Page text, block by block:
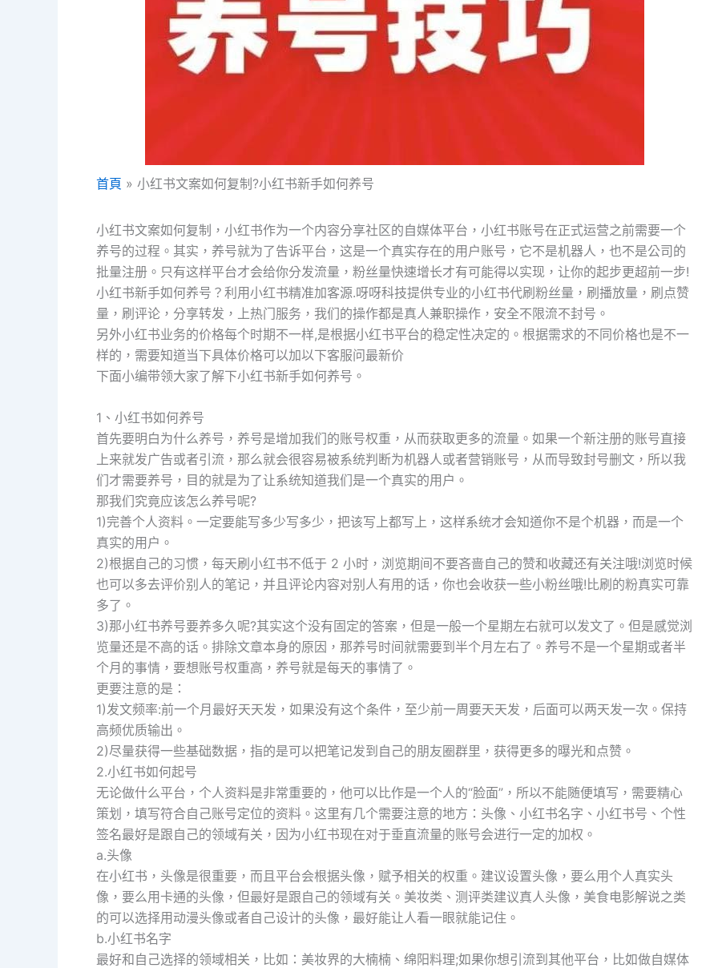
首頁 小红书文案如何复制?小红书新手如何养号
小红书文案如何复制，小红书作为一个内容分享社区的自媒体平台，小红书账号在正式运营之前需要一个
养号的过程。其实，养号就为了告诉平台，这是一个真实存在的用户账号，它不是机器人，也不是公司的
批量注册。只有这样平台才会给你分发流量，粉丝量快速增长才有可能得以实现，让你的起步更超前一步!
小红书新手如何养号？利用小红书精准加客源.呀呀科技提供专业的小红书代刷粉丝量，刷播放量，刷点赞
量，刷评论，分享转发，上热门服务，我们的操作都是真人兼职操作，安全不限流不封号。
另外小红书业务的价格每个时期不一样,是根据小红书平台的稳定性决定的。根据需求的不同价格也是不一
样的，需要知道当下具体价格可以加以下客服问最新价
下面小编带领大家了解下小红书新手如何养号。
1、小红书如何养号
首先要明白为什么养号，养号是增加我们的账号权重，从而获取更多的流量。如果一个新注册的账号直接
上来就发广告或者引流，那么就会很容易被系统判断为机器人或者营销账号，从而导致封号删文，所以我
们才需要养号，目的就是为了让系统知道我们是一个真实的用户。
那我们究竟应该怎么养号呢?
1)完善个人资料。一定要能写多少写多少，把该写上都写上，这样系统才会知道你不是个机器，而是一个
真实的用户。
2)根据自己的习惯，每天刷小红书不低于 2 小时，浏览期间不要吝啬自己的赞和收藏还有关注哦!浏览时候
也可以多去评价别人的笔记，并且评论内容对别人有用的话，你也会收获一些小粉丝哦!比刷的粉真实可靠
多了。
3)那小红书养号要养多久呢?其实这个没有固定的答案，但是一般一个星期左右就可以发文了。但是感觉浏
览量还是不高的话。排除文章本身的原因，那养号时间就需要到半个月左右了。养号不是一个星期或者半
个月的事情，要想账号权重高，养号就是每天的事情了。
更要注意的是：
1)发文频率:前一个月最好天天发，如果没有这个条件，至少前一周要天天发，后面可以两天发一次。保持
高频优质输出。
2)尽量获得一些基础数据，指的是可以把笔记发到自己的朋友圈群里，获得更多的曝光和点赞。
2.小红书如何起号
无论做什么平台，个人资料是非常重要的，他可以比作是一个人的“脸面”，所以不能随便填写，需要精心
策划，填写符合自己账号定位的资料。这里有几个需要注意的地方：头像、小红书名字、小红书号、个性
签名最好是跟自己的领域有关，因为小红书现在对于垂直流量的账号会进行一定的加权。
a.头像
在小红书，头像是很重要，而且平台会根据头像，赋予相关的权重。建议设置头像，要么用个人真实头
像，要么用卡通的头像，但最好是跟自己的领域有关。美妆类、测评类建议真人头像，美食电影解说之类
的可以选择用动漫头像或者自己设计的头像，最好能让人看一眼就能记住。
b.小红书名字
最好和自己选择的领域相关，比如：美妆界的大楠楠、绵阳料理;如果你想引流到其他平台，比如做自媒体